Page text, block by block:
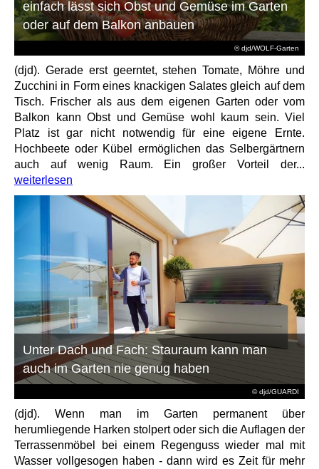
© djd/WOLF-Garten
einfach lässt sich Obst und Gemüse im Garten
oder auf dem Balkon anbauen
(djd). Gerade erst geerntet, stehen Tomate, Möhre und
Zucchini in Form eines knackigen Salates gleich auf dem
Tisch. Frischer als aus dem eigenen Garten oder vom
Balkon kann Obst und Gemüse wohl kaum sein. Viel
Platz ist gar nicht notwendig für eine eigene Ernte.
Hochbeete oder Kübel ermöglichen das Selbergärtnern
auch auf wenig Raum. Ein großer Vorteil der...
weiterlesen
© djd/GUARDI
Unter Dach und Fach: Stauraum kann man
auch im Garten nie genug haben
(djd). Wenn man im Garten permanent über
herumliegende Harken stolpert oder sich die Auflagen der
Terrassenmöbel bei einem Regenguss wieder mal mit
Wasser vollgesogen haben - dann wird es Zeit für mehr